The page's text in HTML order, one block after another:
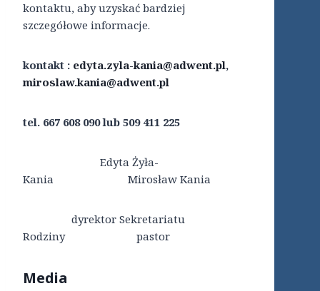
kontaktu, aby uzyskać bardziej
szczegółowe informacje.
kontakt : edyta.zyla-kania@adwent.pl,
miroslaw.kania@adwent.pl
tel. 667 608 090 lub 509 411 225
Edyta Żyła-
Kania Mirosław Kania
dyrektor Sekretariatu
Rodziny pastor
Media